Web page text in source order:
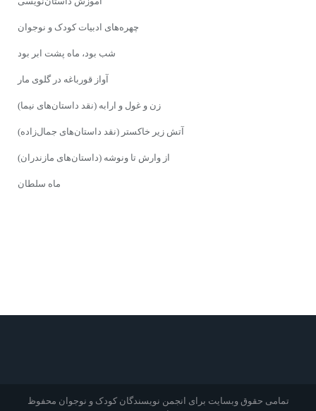
چهره‌هاى ادبیات کودک و نوجوان
شب بود، ماه پشت ابر بود
آواز قورباغه در گلوى مار
زن و غول و ارابه (نقد داستان‌هاى نیما)
آتش زیر خاکستر (نقد داستان‌هاى جمال‌زاده)
از وارش تا ونوشه (داستان‌هاى مازندران)
ماه سلطان
تمامی حقوق وبسایت برای انجمن نویسندگان کودک و نوجوان محفوظ